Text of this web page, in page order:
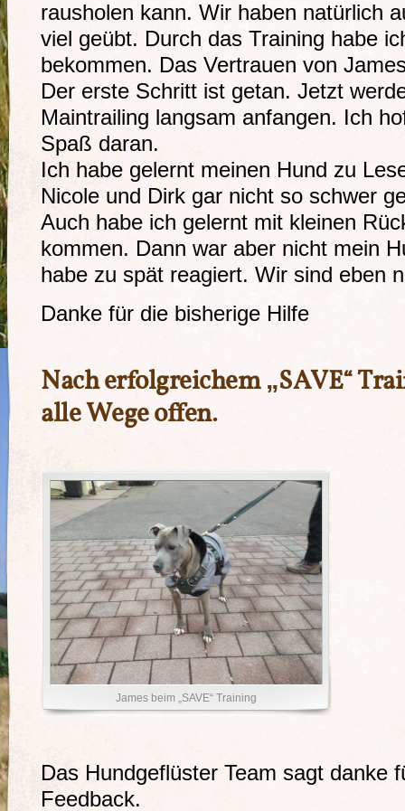
rausholen kann. Wir haben natürlich
viel geübt. Durch das Training habe
bekommen. Das Vertrauen von
Der erste Schritt ist getan. Jetzt
Maintrailing langsam anfangen. Ich
Spaß daran.
Ich habe gelernt meinen Hund zu
Nicole und Dirk gar nicht so schwer
Auch habe ich gelernt mit kleinen
kommen. Dann war aber nicht mein
habe zu spät reagiert. Wir sind eben
Danke für die bisherige Hilfe
Nach erfolgreichem„SAVE“
alle Wege offen.
James beim „SAVE“ Training
Das Hundgeflüster Team sagt danke
Feedback.